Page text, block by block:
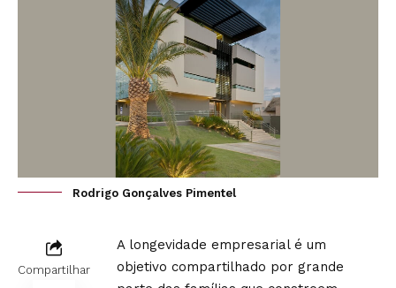
Rodrigo Gonçalves Pimentel
Compartilhar
A longevidade empresarial é um
objetivo compartilhado por grande